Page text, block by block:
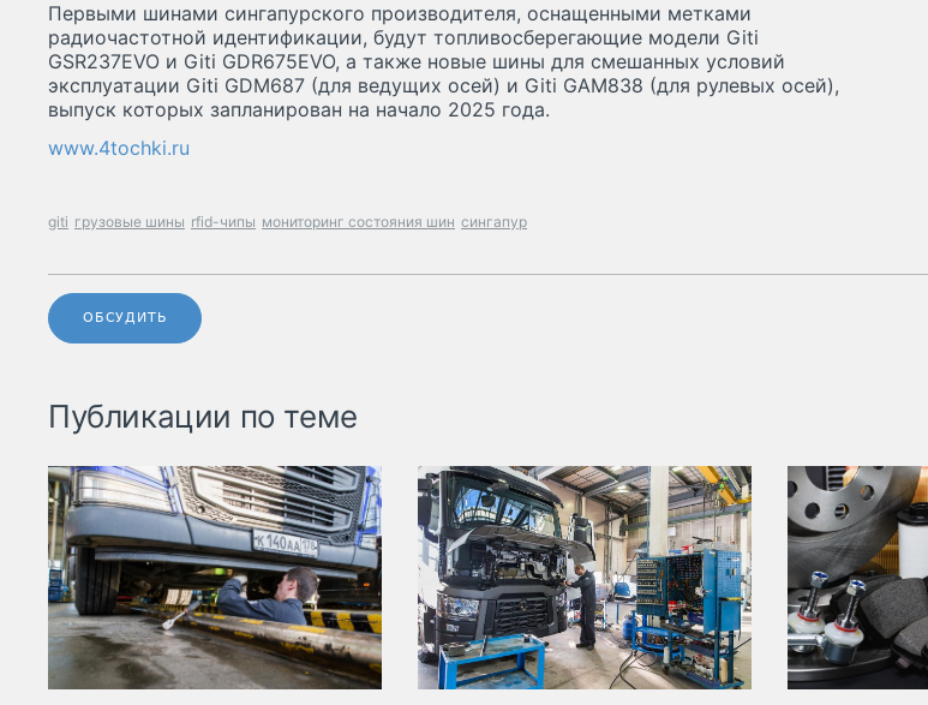
Первыми шинами сингапурского производителя, оснащенными метками
радиочастотной идентификации, будут топливосберегающие модели Giti
GSR237EVO и Giti GDR675EVO, а также новые шины для смешанных условий
эксплуатации Giti GDM687 (для ведущих осей) и Giti GAM838 (для рулевых осей),
выпуск которых запланирован на начало 2025 года.
www.4tochki.ru
giti грузовые шины rfid-чипы мониторинг состояния шин сингапур
ОБСУДИТЬ
Публикации по теме